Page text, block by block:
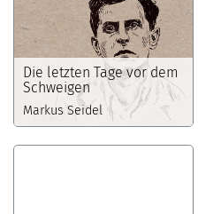
Die letzten Tage vor dem
Schweigen
Markus Seidel